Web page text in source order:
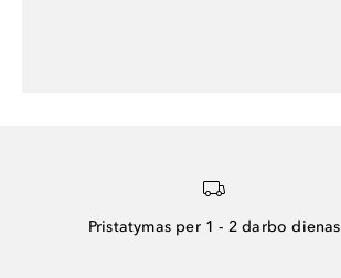
Pristatymas per 1 - 2 darbo dienas